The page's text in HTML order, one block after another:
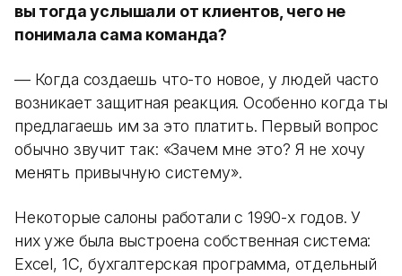
вы тогда услышали от клиентов, чего не
понимала сама команда?
— Когда создаешь что-то новое, у людей часто
возникает защитная реакция. Особенно когда ты
предлагаешь им за это платить. Первый вопрос
обычно звучит так: «Зачем мне это? Я не хочу
менять привычную систему».
Некоторые салоны работали с 1990-х годов. У
них уже была выстроена собственная система:
Excel, 1С, бухгалтерская программа, отдельный